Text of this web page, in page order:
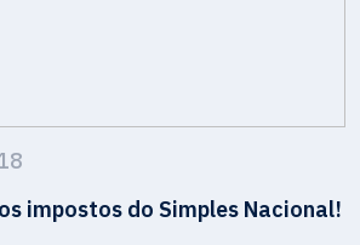
impostos do Simples Nacional!